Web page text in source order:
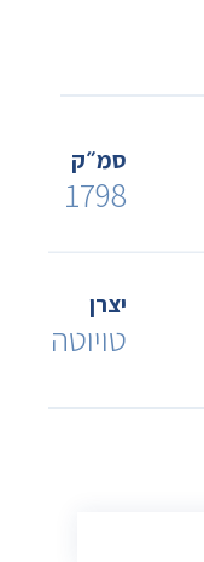
סמ״ק
1798
יצרן
טויוטה